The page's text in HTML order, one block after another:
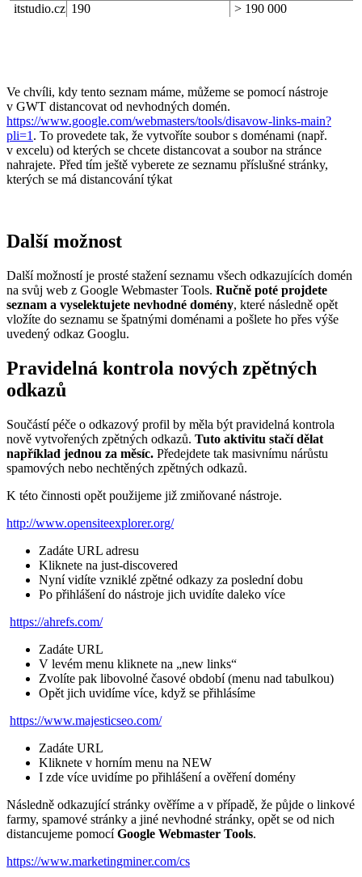
itstudio.cz 190 > 190 000
Ve chvíli, kdy tento seznam máme, můžeme se pomocí nástroje
v GWT distancovat od nevhodných domén.
https://www.google.com/webmasters/tools/disavow-links-main?
pli=1 . To provedete tak, že vytvoříte soubor s doménami (např.
v excelu) od kterých se chcete distancovat a soubor na stránce
nahrajete. Před tím ještě vyberete ze seznamu příslušné stránky,
kterých se má distancování týkat
Další možnost
Další možností je prosté stažení seznamu všech odkazujících domén
na svůj web z Google Webmaster Tools. Ručně poté projdete
seznam a vyselektujete nevhodné domény, které následně opět
vložíte do seznamu se špatnými doménami a pošlete ho přes výše
uvedený odkaz Googlu.
Pravidelná kontrola nových zpětných
odkazů
Součástí péče o odkazový profil by měla být pravidelná kontrola
nově vytvořených zpětných odkazů. Tuto aktivitu stačí dělat
například jednou za měsíc. Předejdete tak masivnímu nárůstu
spamových nebo nechtěných zpětných odkazů.
K této činnosti opět použijeme již zmiňované nástroje.
http://www.opensiteexplorer.org/
Zadáte URL adresu
Kliknete na just-discovered
Nyní vidíte vzniklé zpětné odkazy za poslední dobu
Po přihlášení do nástroje jich uvidíte daleko více
https://ahrefs.com/
Zadáte URL
V levém menu kliknete na „new links“
Zvolíte pak libovolné časové období (menu nad tabulkou)
Opět jich uvidíme více, když se přihlásíme
https://www.majesticseo.com/
Zadáte URL
Kliknete v horním menu na NEW
I zde více uvidíme po přihlášení a ověření domény
Následně odkazující stránky ověříme a v případě, že půjde o linkové
farmy, spamové stránky a jiné nevhodné stránky, opět se od nich
distancujeme pomocíGoogle Webmaster Tools.
https://www.marketingminer.com/cs